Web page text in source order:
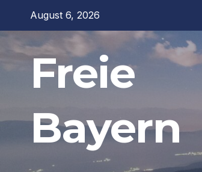
springen
August 6, 2026
Freie
Bayern